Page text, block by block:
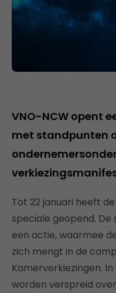
VNO-NCW opent
met standpunten
Tot 22 januari heeft
speciale geopend.
een actie, waarmee
zich mengt in de
Kamerverkiezingen.
worden verspreid